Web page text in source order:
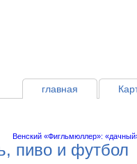
главная
Венский «Фигльмюллер»:
пиво и футбол